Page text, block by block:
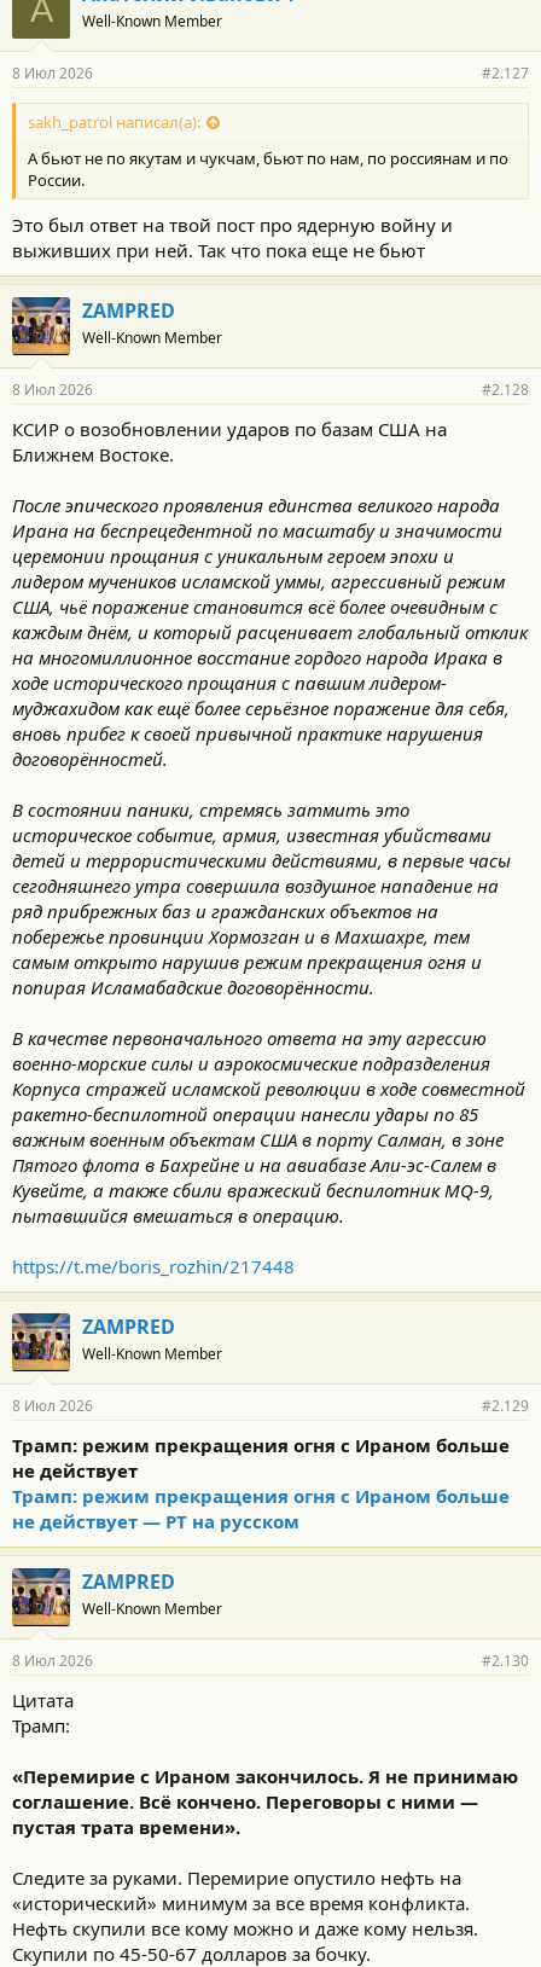
о
а
н
о
с
и
:
А Well-Known Member
8 Июл 2026 #2.127
sakh_patrol написал(а):
А бьют не по якутам и чукчам, бьют по нам, по россиянам и по
России.
Это был ответ на твой пост про ядерную войну и
выживших при ней. Так что пока еще не бьют
ZAMPRED
Well-Known Member
8 Июл 2026 #2.128
КСИР о возобновлении ударов по базам США на
Ближнем Востоке.
После эпического проявления единства великого народа
Ирана на беспрецедентной по масштабу и значимости
церемонии прощания с уникальным героем эпохи и
лидером мучеников исламской уммы, агрессивный режим
США, чьё поражение становится всё более очевидным с
каждым днём, и который расценивает глобальный отклик
на многомиллионное восстание гордого народа Ирака в
ходе исторического прощания с павшим лидером-
муджахидом как ещё более серьёзное поражение для себя,
вновь прибег к своей привычной практике нарушения
договорённостей.
В состоянии паники, стремясь затмить это
историческое событие, армия, известная убийствами
детей и террористическими действиями, в первые часы
сегодняшнего утра совершила воздушное нападение на
ряд прибрежных баз и гражданских объектов на
побережье провинции Хормозган и в Махшахре, тем
самым открыто нарушив режим прекращения огня и
попирая Исламабадские договорённости.
В качестве первоначального ответа на эту агрессию
военно-морские силы и аэрокосмические подразделения
Корпуса стражей исламской революции в ходе совместной
ракетно-беспилотной операции нанесли удары по 85
важным военным объектам США в порту Салман, в зоне
Пятого флота в Бахрейне и на авиабазе Али-эс-Салем в
Кувейте, а также сбили вражеский беспилотник MQ-9,
пытавшийся вмешаться в операцию.
https://t.me/boris_rozhin/217448
ZAMPRED
Well-Known Member
8 Июл 2026 #2.129
Трамп: режим прекращения огня с Ираном больше
не действует
Трамп: режим прекращения огня с Ираном больше
не действует — РТ на русском
ZAMPRED
Well-Known Member
8 Июл 2026 #2.130
Цитата
Трамп:
«Перемирие с Ираном закончилось. Я не принимаю
соглашение. Всё кончено. Переговоры с ними —
пустая трата времени».
Следите за руками. Перемирие опустило нефть на
«исторический» минимум за все время конфликта.
Нефть скупили все кому можно и даже кому нельзя.
Скупили по 45-50-67 долларов за бочку.